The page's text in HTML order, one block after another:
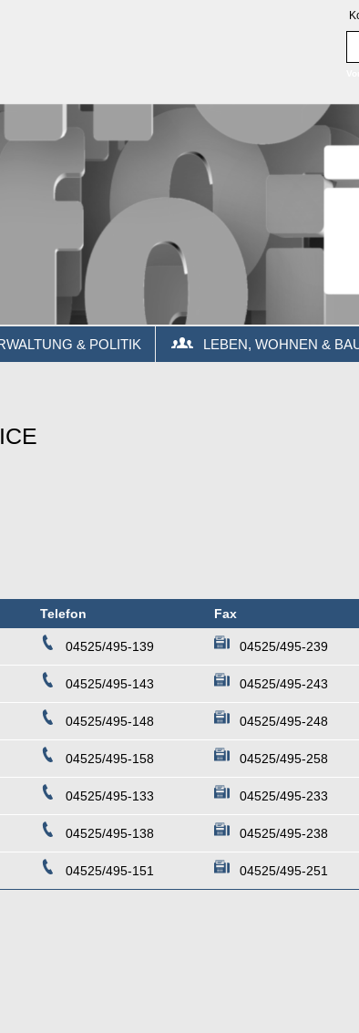
& POLITIK LEBEN, WOHNEN &
Telefon
Fax
04525/495-139 04525/495-239
04525/495-143 04525/495-243
04525/495-148 04525/495-248
04525/495-158 04525/495-258
04525/495-133 04525/495-233
04525/495-138 04525/495-238
04525/495-151 04525/495-251